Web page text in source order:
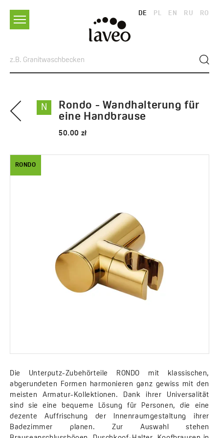
DE PL EN RU RO
N
Rondo - Wandhalterung für
eine Handbrause
50.00 zł
RONDO
Die Unterputz-Zubehörteile RONDO mit klassischen,
abgerundeten Formen harmonieren ganz gewiss mit den
meisten Armatur-Kollektionen. Dank ihrer Universalität
sind sie eine bequeme Lösung für Personen, die eine
dezente Auffrischung der Innenraumgestaltung ihrer
Badezimmer planen. Zur Auswahl stehen